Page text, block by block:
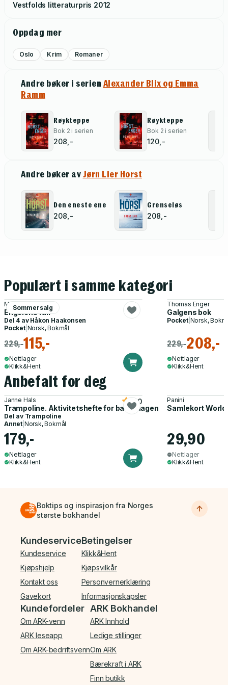
Vestfolds litteraturpris 2012
Oppdag mer
Oslo Krim Romaner
Andre bøker i serien Alexander Blix og Emma
Ramm
Røykteppe
Bok 2 i serien
208,-
Røykteppe
Bok 2 i serien
120,-
Andre bøker avJørn Lier Horst
Den eneste ene
208,-
Grenseløs
208,-
Populært i samme kategori
Sommersalg
Myriam H. Bjerkli
Engelens fall
Del 4 av Håkon Haakonsen
Pocket| Norsk, Bokmål
229,-115,-
Nettlager
Klikk&Hent
Thomas Enger
Galgens bok
Pocket| Norsk,
229,-208,-
Nettlager
Klikk&Hent
Anbefalt for deg
Janne Hals
Trampoline. Aktivitetshefte for barnehagen
5.0
Del av Trampoline
Annet Norsk, Bokmål
179,-
Nettlager
Klikk&Hent
Panini
Samlekort
29,90
Nettlager
Klikk&Hent
Boktips og inspirasjon fra Norges
største bokhandel
Bunnmeny
Kundeservice
Kundeservice
Kjøpshjelp
Kontakt oss
Gavekort
Betingelser
Klikk&Hent
Kjøpsvilkår
Personvernerklæring
Informasjonskapsler
Kundefordeler
Om ARK-venn
ARK leseapp
Om ARK-bedriftsvenn
ARK Bokhandel
ARK Innhold
Ledige stillinger
Om ARK
Bærekraft i ARK
Finn butikk